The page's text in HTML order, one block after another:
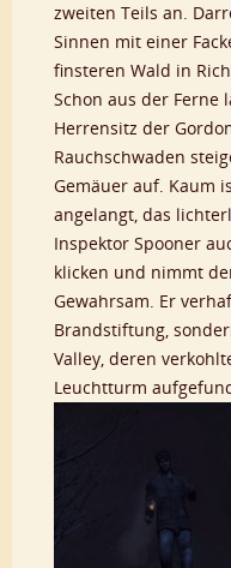
zweiten Teils an.
Sinnen mit einer
finsteren Wald in
Schon aus der Ferne
Herrensitz der
Rauchschwaden
Gemäuer auf. Kaum
angelangt, das
Inspektor Spooner
klicken und nimmt
Gewahrsam. Er
Brandstiftung,
Valley, deren
Leuchtturm